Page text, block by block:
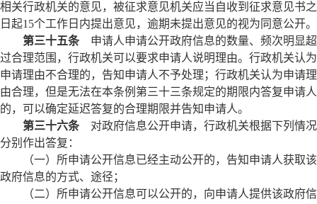
相关行政机关的意见，被征求意见机关应当自收到征求意见书之
日起15个工作日内提出意见，逾期未提出意见的视为同意公开。
第三十五条申请人申请公开政府信息的数量、频次明显超
过合理范围，行政机关可以要求申请人说明理由。行政机关认为
申请理由不合理的，告知申请人不予处理；行政机关认为申请理
由合理，但是无法在本条例第三十三条规定的期限内答复申请人
的，可以确定延迟答复的合理期限并告知申请人。
第三十六条对政府信息公开申请，行政机关根据下列情况
分别作出答复：
（一）所申请公开信息已经主动公开的，告知申请人获取该
政府信息的方式、途径；
（二）所申请公开信息可以公开的，向申请人提供该政府信